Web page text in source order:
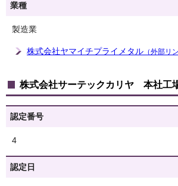
業種
製造業
株式会社ヤマイチプライメタル （外部リ
株式会社サーテックカリヤ 本社工
認定番号
4
認定日